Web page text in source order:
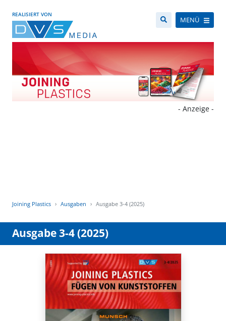
REALISIERT VON
MENÜ
- Anzeige -
Joining Plastics Ausgaben Ausgabe 3-4 (2025)
Ausgabe 3-4 (2025)